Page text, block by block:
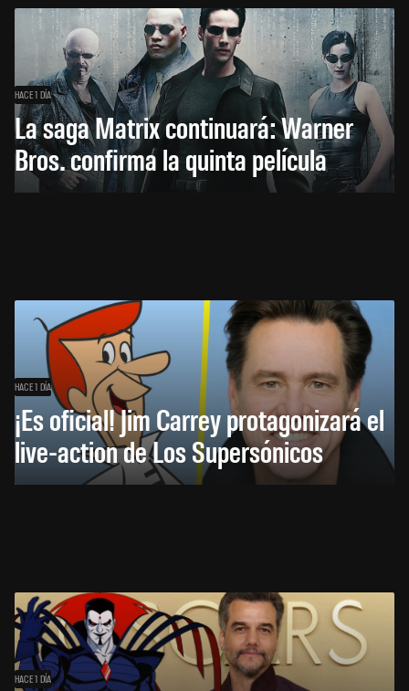
HACE 1 DÍA
La saga Matrix continuará: Warner
Bros. confirma la quinta película
HACE 1 DÍA
¡Es oficial! Jim Carrey protagonizará el
live-action de Los Supersónicos
HACE 1 DÍA